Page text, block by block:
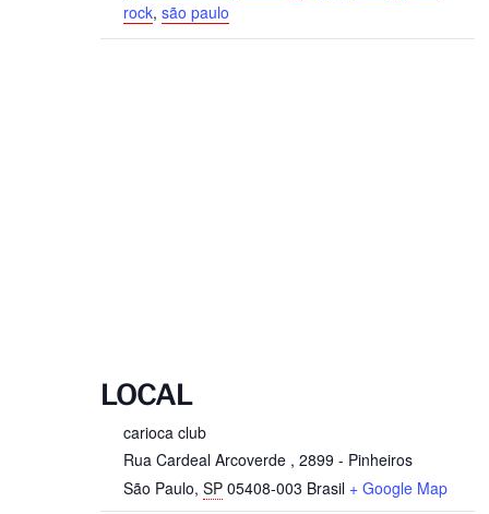
rock,são paulo
LOCAL
carioca club
Rua Cardeal Arcoverde , 2899 - Pinheiros
São Paulo, SP 05408-003 Brasil + Google Map